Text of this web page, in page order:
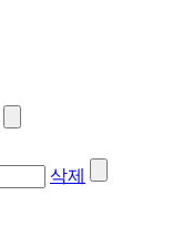
삭제